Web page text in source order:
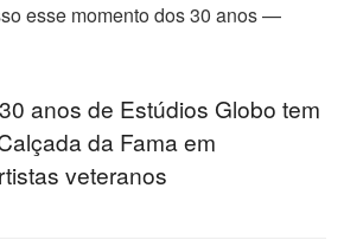
esse momento dos 30 anos —
anos de Estúdios Globo tem
da Fama em
veteranos